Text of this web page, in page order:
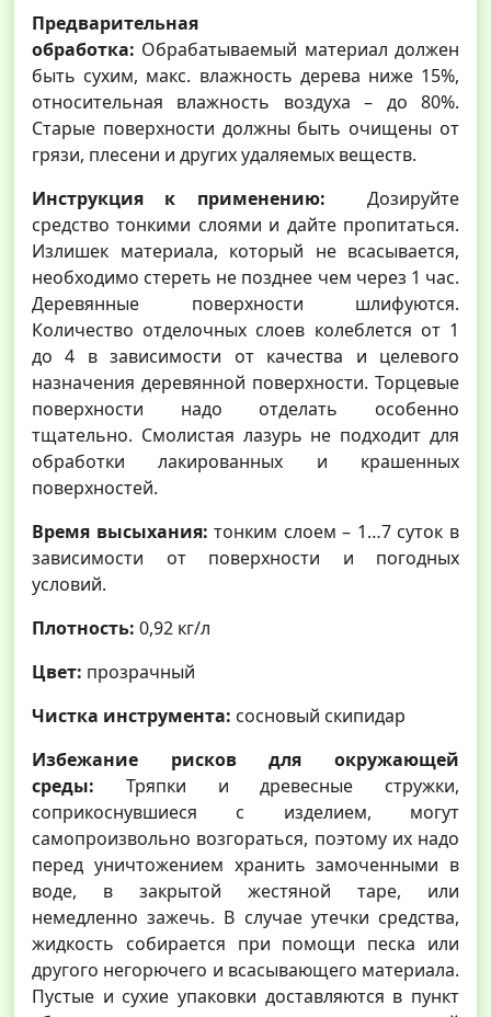
Предварительная
обработка: Обрабатываемый материал должен
быть сухим, макс. влажность дерева ниже 15%,
относительная влажность воздуха – до 80%.
Старые поверхности должны быть очищены от
грязи, плесени и других удаляемых веществ.
Инструкция к применению:
Дозируйте
средство тонкими слоями и дайте пропитаться.
Излишек материала, который не всасывается,
необходимо стереть не позднее чем через 1 час.
Деревянные поверхности шлифуются.
Количество отделочных слоев колеблется от 1
до 4 в зависимости от качества и целевого
назначения деревянной поверхности. Торцевые
поверхности надо отделать особенно
тщательно. Смолистая лазурь не подходит для
обработки лакированных и крашенных
поверхностей.
Время высыхания: тонким слоем – 1…7 суток в
зависимости от поверхности и погодных
условий.
Плотность: 0,92 кг/л
Цвет: прозрачный
Чистка инструмента: сосновый скипидар
Избежание рисков для окружающей
среды: Тряпки и древесные стружки,
соприкоснувшиеся с изделием, могут
самопроизвольно возгораться, поэтому их надо
перед уничтожением хранить замоченными в
воде, в закрытой жестяной таре, или
немедленно зажечь. В случае утечки средства,
жидкость собирается при помощи песка или
другого негорючего и всасывающего материала.
Пустые и сухие упаковки доставляются в пункт